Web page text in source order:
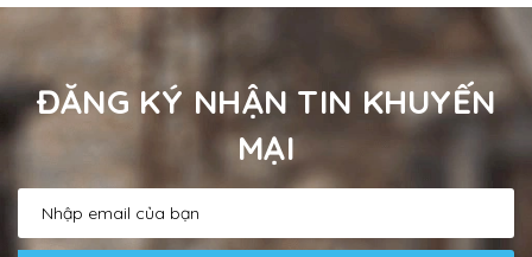
ĐĂNG KÝ NHẬN TIN KHUYẾN
MẠI